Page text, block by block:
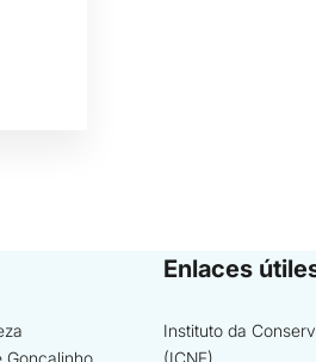
Gonçalinho
Enlaces
Instituto da
(ICNF)